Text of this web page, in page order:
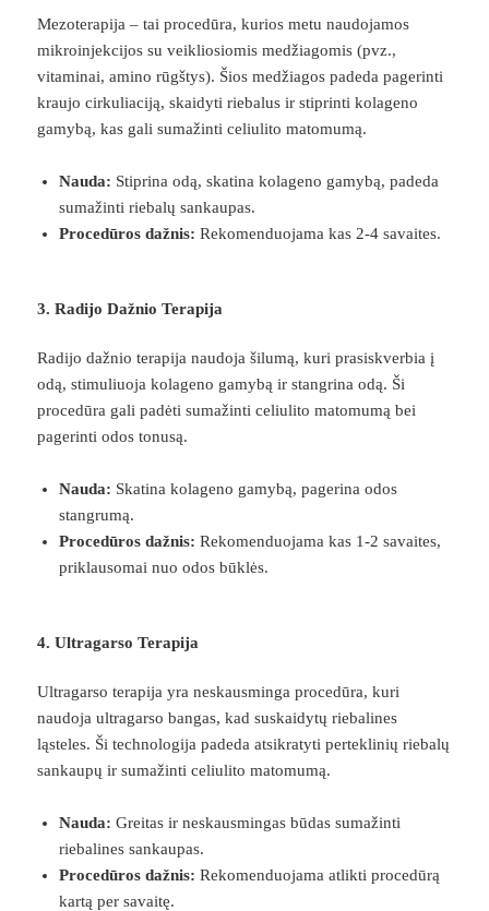
Mezoterapija – tai procedūra, kurios metu naudojamos
mikroinjekcijos su veikliosiomis medžiagomis (pvz.,
vitaminai, amino rūgštys). Šios medžiagos padeda pagerinti
kraujo cirkuliaciją, skaidyti riebalus ir stiprinti kolageno
gamybą, kas gali sumažinti celiulito matomumą.
Nauda: Stiprina odą, skatina kolageno gamybą, padeda
sumažinti riebalų sankaupas.
Procedūros dažnis: Rekomenduojama kas 2-4 savaites.
3. Radijo Dažnio Terapija
Radijo dažnio terapija naudoja šilumą, kuri prasiskverbia į
odą, stimuliuoja kolageno gamybą ir stangrina odą. Ši
procedūra gali padėti sumažinti celiulito matomumą bei
pagerinti odos tonusą.
Nauda: Skatina kolageno gamybą, pagerina odos
stangrumą.
Procedūros dažnis: Rekomenduojama kas 1-2 savaites,
priklausomai nuo odos būklės.
4. Ultragarso Terapija
Ultragarso terapija yra neskausminga procedūra, kuri
naudoja ultragarso bangas, kad suskaidytų riebalines
ląsteles. Ši technologija padeda atsikratyti perteklinių riebalų
sankaupų ir sumažinti celiulito matomumą.
Nauda: Greitas ir neskausmingas būdas sumažinti
riebalines sankaupas.
Procedūros dažnis: Rekomenduojama atlikti procedūrą
kartą per savaitę.